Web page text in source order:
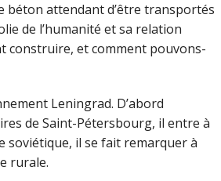
béton attendant d’être transportés
de l’humanité et sa relation
construire, et comment pouvons-
Leningrad. D’abord
de Saint-Pétersbourg, il entre à
soviétique, il se fait remarquer à
rurale.